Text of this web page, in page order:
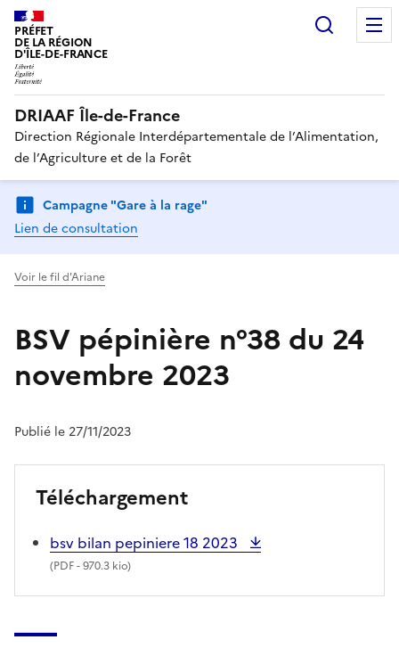
PRÉFET
DE LA RÉGION
D'ÎLE-DE-FRANCE
DRIAAF Île-de-France
Direction Régionale Interdépartementale de l’Alimentation,
de l’Agriculture et de la Forêt
Campagne "Gare à la rage"
Lien de consultation
Voir le fil d'Ariane
BSV pépinière n°38 du 24
novembre 2023
Publié le 27/11/2023
Téléchargement
bsv bilan pepiniere 18 2023
(PDF- 970.3 kio)